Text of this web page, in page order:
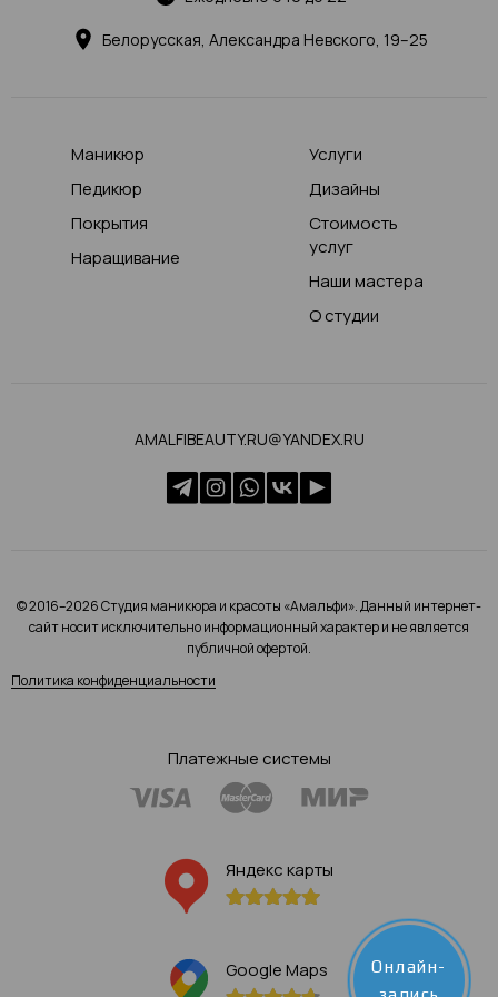
Белорусская, Александра Невского, 19–25
Маникюр
Педикюр
Покрытия
Наращивание
Услуги
Дизайны
Стоимость
услуг
Наши мастера
О студии
AMALFIBEAUTY.RU@YANDEX.RU
© 2016–2026 Студия маникюра и красоты «Амальфи». Данный интернет-
сайт носит исключительно информационный характер и не является
публичной офертой.
Политика конфиденциальности
Платежные системы
Яндекс карты
Google Maps
Онлайн-